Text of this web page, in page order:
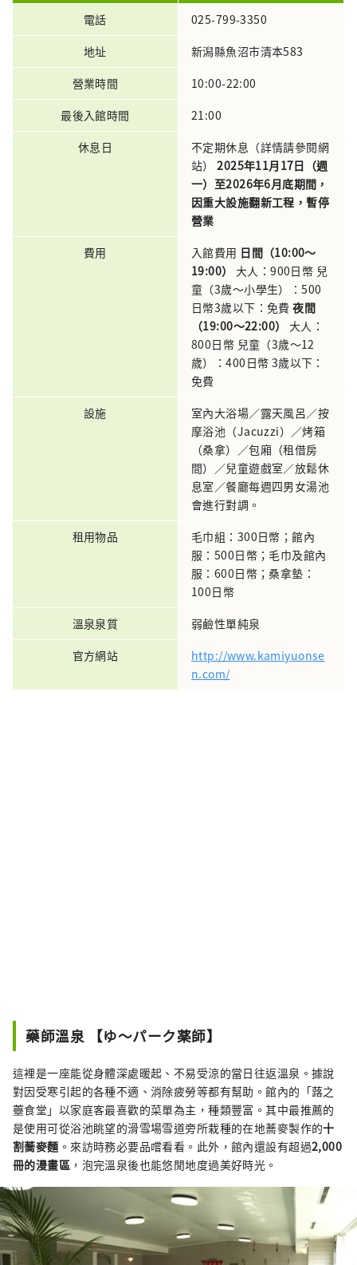
電話
025-799-3350
地址
新潟縣魚沼市清本583
營業時間
10:00-22:00
最後入館時間
21:00
休息日
不定期休息（詳情請參閱網
站）2025年11月17日（週
一）至2026年6月底期間，
因重大設施翻新工程，暫停
營業
費用
入館費用 日間（10:00～
19:00）
大人：900日幣 兒
童（3歲～小學生）：500
日幣3歲以下：免費夜間
（19:00～22:00）
大人：
800日幣 兒童（3歲～12
歲）：400日幣 3歲以下：
免費
設施
室內大浴場／露天風呂／按
摩浴池（Jacuzzi）／烤箱
（桑拿）／包廂（租借房
間）／兒童遊戲室／放鬆休
息室／餐廳每週四男女湯池
會進行對調。
租用物品
毛巾組：300日幣；館內
服：500日幣；毛巾及館內
服：600日幣；桑拿墊：
100日幣
溫泉泉質
弱鹼性單純泉
官方網站
http://www.kamiyuonse
n.com/
藥師溫泉 【ゆ～パーク薬師】
這裡是一座能從身體深處暖起、不易受涼的當日往返溫泉。據說
對因受寒引起的各種不適、消除疲勞等都有幫助。館內的「蕗之
薹食堂」以家庭客最喜歡的菜單為主，種類豐富。其中最推薦的
是使用可從浴池眺望的滑雪場雪道旁所栽種的在地蕎麥製作的十
割蕎麥麵 。來訪時務必要品嚐看看。此外，館內還設有超過2,000
冊的漫畫區 ，泡完溫泉後也能悠閒地度過美好時光。